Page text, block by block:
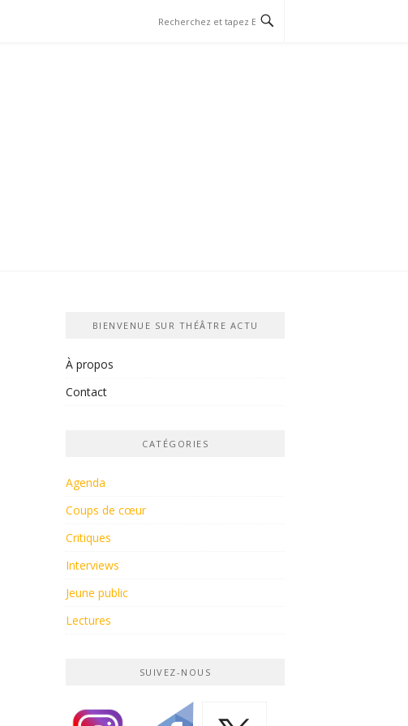
BIENVENUE SUR THÉÂTRE ACTU
À propos
Contact
CATÉGORIES
Agenda
Coups de cœur
Critiques
Interviews
Jeune public
Lectures
SUIVEZ-NOUS